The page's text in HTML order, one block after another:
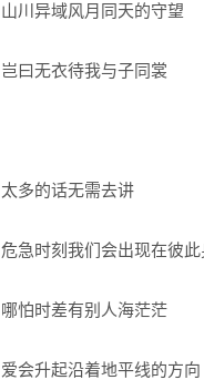
山川异域风月同天的守望
岂曰无衣待我与子同裳
太多的话无需去讲
危急时刻我们会出现在彼
哪怕时差有别人海茫茫
爱会升起沿着地平线的方向